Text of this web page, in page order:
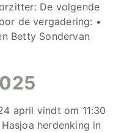
De volgende
de vergadering: •
Betty Sondervan
april vindt om 11:30
herdenking in